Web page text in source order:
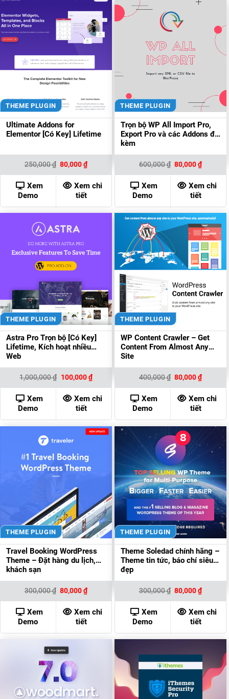
THEME PLUGIN
Ultimate Addons for
Elementor [Có Key] Lifetime
250,000₫ Giá
gốc
là:
250,000 ₫.
80,000₫Giá
hiện
tại
là:
80,000 ₫.
Xem
Demo
Xem chi
tiết
THEME PLUGIN
Trọn bộ WP All Import Pro,
Export Pro và các Addons đi
kèm
600,000₫ Giá
gốc
là:
600,000 ₫.
80,000₫Giá
hiện
tại
là:
80,000
Xem
Demo
Xem chi
tiết
THEME PLUGIN
Astra Pro Trọn bộ [Có Key]
Lifetime, Kích hoạt nhiều
Web
1,000,000₫ Giá
là:
1,000,000 ₫.
100,000₫Giá
hiện
tại
là:
100,000 ₫.
Xem
Demo
Xem chi
tiết
THEME PLUGIN
WP Content Crawler – Get
Content From Almost Any
Site
400,000₫ Giá
gốc
là:
400,000 ₫.
80,000₫Giá
hiện
tại
là:
80,000
Xem
Demo
Xem chi
tiết
THEME PLUGIN
Travel Booking WordPress
Theme – Đặt hàng du lịch,
khách sạn
300,000₫ Giá
gốc
là:
300,000 ₫.
80,000₫Giá
hiện
tại
là:
80,000 ₫.
Xem
Demo
Xem chi
tiết
THEME PLUGIN
Theme Soledad chính hãng –
Theme tin tức, báo chí siêu
đẹp
300,000₫ Giá
gốc
là:
300,000 ₫.
80,000₫Giá
hiện
tại
là:
80,000
Xem
Demo
Xem chi
tiết